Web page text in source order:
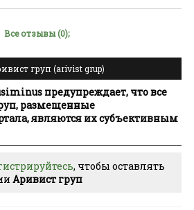
Все отзывы (0);
груп (arivist grup)
предупреждает, что все
размещенные
являются их субъективным
, чтобы оставлять
Аривист груп